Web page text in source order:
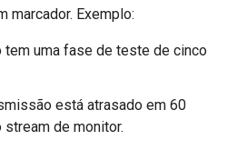
marcador. Exemplo:
tem uma fase de teste de cinco
está atrasado em 60
de monitor.